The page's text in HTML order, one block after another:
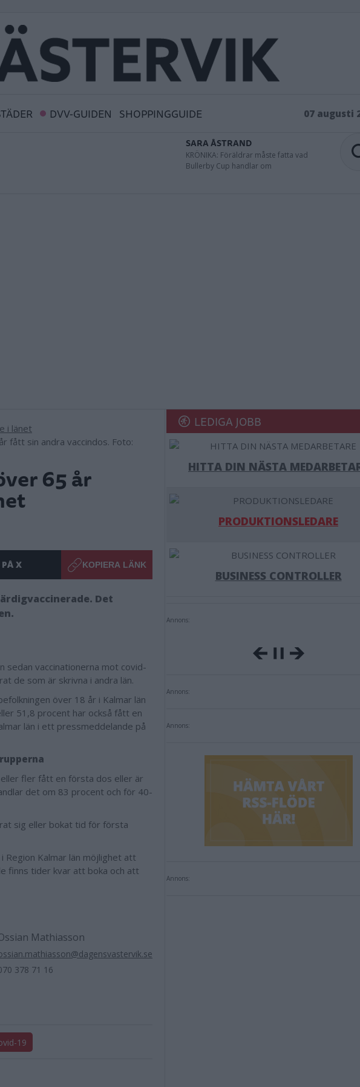
DVV-GUIDEN SHOPPINGGUIDE 07 augusti
SARA ÅSTRAND
KRÖNIKA: Föräldrar måste fatta vad
Bullerby Cup handlar om
fått sin andra vaccindos. Foto:
65 år
PÅ X KOPIERA LÄNK
Det
sedan vaccinationerna mot covid-
de som är skrivna i andra län.
över 18 år i Kalmar län
51,8 procent har också fått en
län i ett pressmeddelande på
fler fått en första dos eller är
det om 83 procent och för 40-
sig eller bokat tid för första
Region Kalmar län möjlighet att
finns tider kvar att boka och att
Mathiasson
378 71 16
19
LEDIGA JOBB
HITTA DIN NÄSTA
PRODUKTIONSLEDARE
BUSINESS CONTROLLER
Annons:
Annons:
Annons:
Annons: